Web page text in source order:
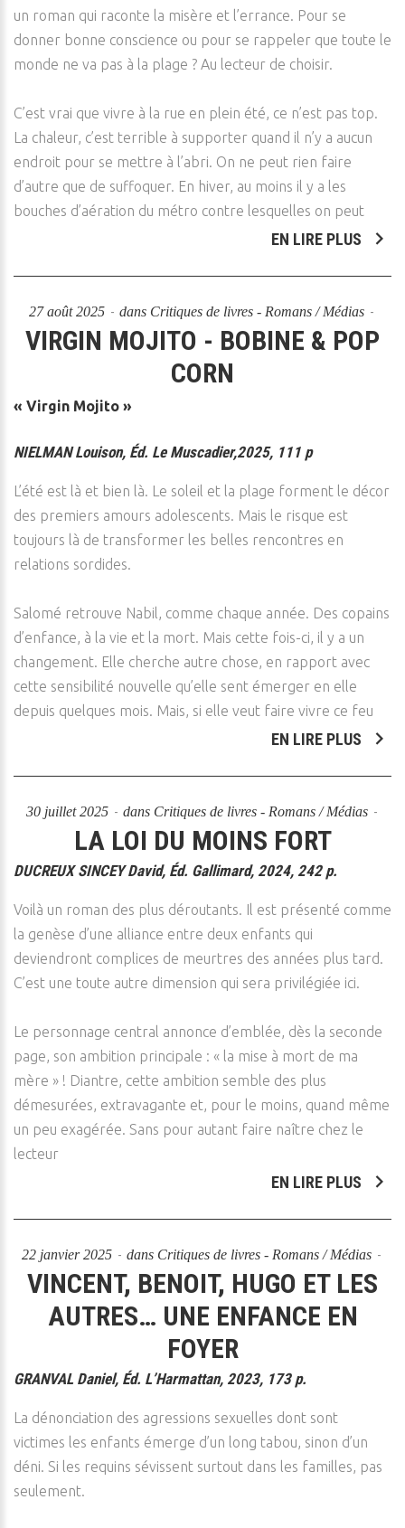
un roman qui raconte la misère et l’errance. Pour se
donner bonne conscience ou pour se rappeler que toute le
monde ne va pas à la plage ? Au lecteur de choisir.
C’est vrai que vivre à la rue en plein été, ce n’est pas top.
La chaleur, c’est terrible à supporter quand il n’y a aucun
endroit pour se mettre à l’abri. On ne peut rien faire
d’autre que de suffoquer. En hiver, au moins il y a les
bouches d’aération du métro contre lesquelles on peut
EN LIRE PLUS
27 août 2025 dans Critiques de livres - Romans / Médias
VIRGIN MOJITO - BOBINE & POP
CORN
« Virgin Mojito »
NIELMAN Louison, Éd. Le Muscadier,2025, 111 p
L’été est là et bien là. Le soleil et la plage forment le décor
des premiers amours adolescents. Mais le risque est
toujours là de transformer les belles rencontres en
relations sordides.
Salomé retrouve Nabil, comme chaque année. Des copains
d’enfance, à la vie et la mort. Mais cette fois-ci, il y a un
changement. Elle cherche autre chose, en rapport avec
cette sensibilité nouvelle qu’elle sent émerger en elle
depuis quelques mois. Mais, si elle veut faire vivre ce feu
EN LIRE PLUS
30 juillet 2025 dans Critiques de livres - Romans / Médias
LA LOI DU MOINS FORT
DUCREUX SINCEY David, Éd. Gallimard, 2024, 242 p.
Voilà un roman des plus déroutants. Il est présenté comme
la genèse d’une alliance entre deux enfants qui
deviendront complices de meurtres des années plus tard.
C’est une toute autre dimension qui sera privilégiée ici.
Le personnage central annonce d’emblée, dès la seconde
page, son ambition principale : « la mise à mort de ma
mère » ! Diantre, cette ambition semble des plus
démesurées, extravagante et, pour le moins, quand même
un peu exagérée. Sans pour autant faire naître chez le
lecteur
EN LIRE PLUS
22 janvier 2025 dans Critiques de livres - Romans / Médias
VINCENT, BENOIT, HUGO ET LES
AUTRES… UNE ENFANCE EN
FOYER
GRANVAL Daniel, Éd. L’Harmattan, 2023, 173 p.
La dénonciation des agressions sexuelles dont sont
victimes les enfants émerge d’un long tabou, sinon d’un
déni. Si les requins sévissent surtout dans les familles, pas
seulement.